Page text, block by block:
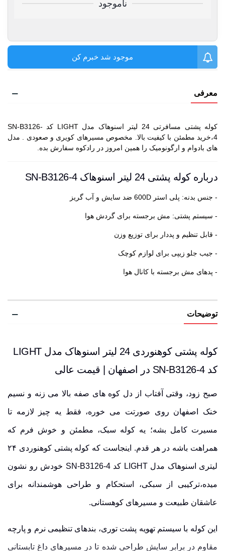
ناموجود
موجود شد خبرم کن
معرفی
کوله پشتی مسافرتی 24 لیتر اسنوهاک مدل LIGHT کد SN-B3126-
4،خرید مطمئن با کیفیت بالا. مخصوص مسیرهای کویری و صعودی . مدل
های بادوام و ارگونومیک را همین امروز در رادکوه سفارش بده.
درباره کوله پشتی 24 لیتر اسنوهاک SN-B3126-4
- جنس بدنه: پلی استر 600D ضد سایش و آب گریز
- سیستم پشتی: مش برجسته برای گردش هوا
- قابل تنظیم و پددار برای توزیع وزن
- جیب جلو زیپی برای لوازم کوچک
- پدهای مش برجسته با کانال هوا
توضیحات
کوله پشتی کوهنوردی 24 لیتر اسنوهاک مدل LIGHT
کد SN-B3126-4 در اصفهان | قیمت عالی
صبح زود، وقتی آفتاب از دل کوه های صفه بالا می زنه و نسیم
خنک اصفهان روی صورتت می خوره، فقط یه چیز لازمه تا
مسیرت کامل بشه؛ یه کوله سبک، مطمئن و خوش فرم که
همراهت باشه در هر قدم. اینجاست که کوله پشتی کوهنوردی ۲۴
لیتری اسنوهاک مدل LIGHT کد SN-B3126-4 خودش رو نشون
میده،ترکیبی از سبکی، استحکام و طراحی هوشمندانه برای
عاشقان طبیعت و مسیرهای کوهستانی.
این کوله با سیستم تهویه پشت توری، بندهای تنظیمی نرم و پارچه
مقاوم در برابر سایش طراحی شده تا در مسیرهای داغ تابستانی